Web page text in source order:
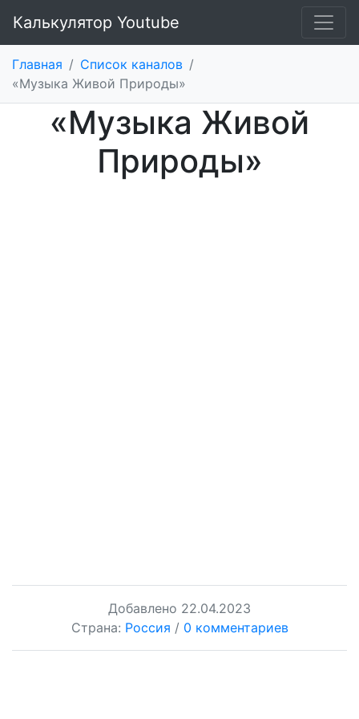
Калькулятор Youtube
Главная / Список каналов /
«Музыка Живой Природы»
«Музыка Живой
Природы»
Добавлено 22.04.2023
Страна: Россия / 0 комментариев